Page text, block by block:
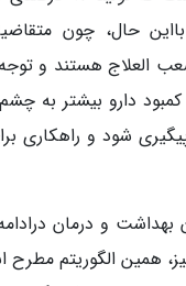
حال، چون
العلاج هستند و
دارو بیشتر به چشم
شود و راهکاری
و درمان
همین الگوریتم مطرح